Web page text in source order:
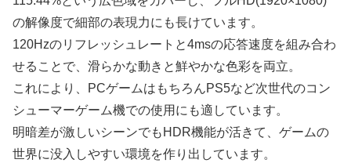
の解像度で細部の表現力にも長けています。
120Hzのリフレッシュレートと4msの応答速度を組み合わ
せることで、滑らかな動きと鮮やかな色彩を両立。
これにより、PCゲームはもちろんPS5など次世代のコン
シューマーゲーム機での使用にも適しています。
明暗差が激しいシーンでもHDR機能が活きて、ゲームの
世界に没入しやすい環境を作り出しています。